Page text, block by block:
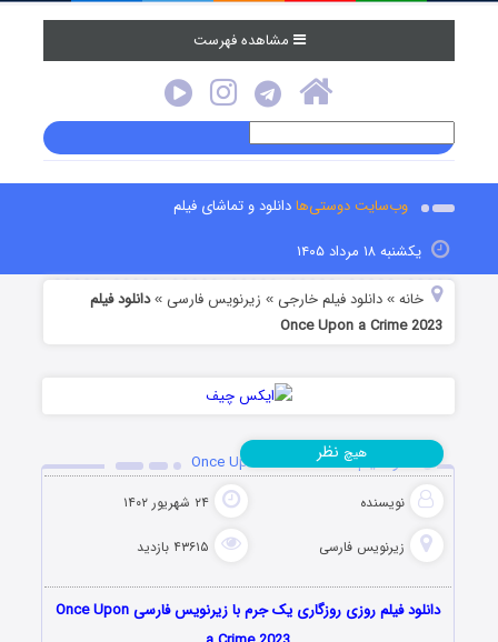
مشاهده فهرست
وب‌سایت دوستی‌هادانلود و تماشای فیلم
یکشنبه ۱۸ مرداد ۱۴۰۵
خانه »دانلود فیلم خارجی » زیرنویس فارسی »دانلود فیلم
Once Upon a Crime 2023
دانلود فیلم Once Upon a Crime 2023
نویسنده ۲۴ شهریور ۱۴۰۲
زیرنویس فارسی ۴۳۶۱۵ بازدید
هیچ نظر
دانلود فیلم روزی روزگاری یک جرم با زیرنویس فارسی Once Upon